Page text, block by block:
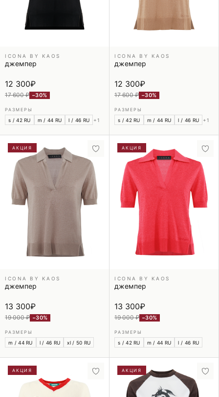
ICONA BY KAOS
джемпер
12 300₽
17 600 ₽ −30%
РАЗМЕРЫ
s / 42 RU m / 44 RU l / 46 RU +1
ICONA BY KAOS
джемпер
12 300₽
17 600 ₽ −30%
РАЗМЕРЫ
s / 42 RU m / 44 RU l / 46 RU +1
АКЦИЯ
ICONA BY KAOS
джемпер
13 300₽
19 000 ₽ −30%
РАЗМЕРЫ
m / 44 RU l / 46 RU xl / 50 RU
АКЦИЯ
ICONA BY KAOS
джемпер
13 300₽
19 000 ₽ −30%
РАЗМЕРЫ
s / 42 RU m / 44 RU l / 46 RU
АКЦИЯ АКЦИЯ